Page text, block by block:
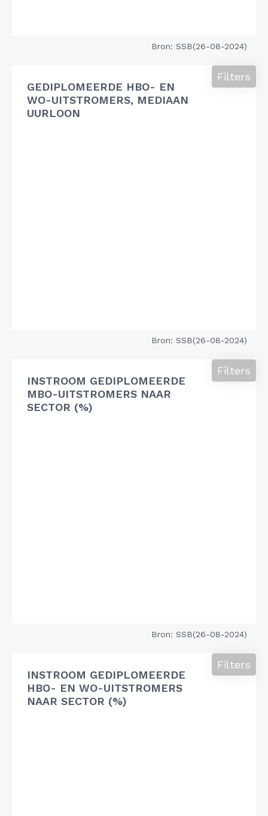
Bron: SSB(26-08-2024)
GEDIPLOMEERDE HBO- EN
WO-UITSTROMERS, MEDIAAN
UURLOON
Filters
Bron: SSB(26-08-2024)
INSTROOM GEDIPLOMEERDE
MBO-UITSTROMERS NAAR
SECTOR (%)
Filters
Bron: SSB(26-08-2024)
INSTROOM GEDIPLOMEERDE
HBO- EN WO-UITSTROMERS
NAAR SECTOR (%)
Filters